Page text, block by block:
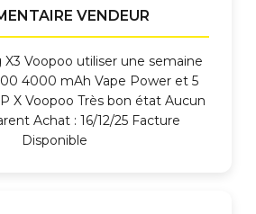
VENDEUR
Voopoo utiliser une semaine
4000 mAh Vape Power et 5
X Voopoo Très bon état Aucun
Achat : 16/12/25 Facture
Disponible